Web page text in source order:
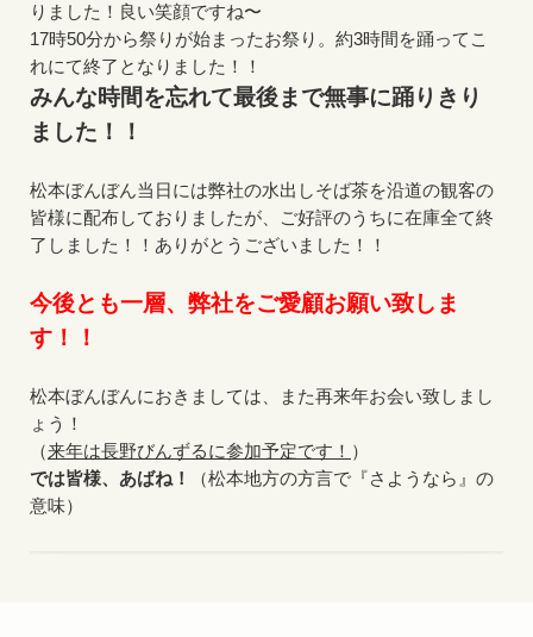
りました！良い笑顔ですね〜
17時50分から祭りが始まったお祭り。約3時間を踊ってこ
れにて終了となりました！！
みんな時間を忘れて最後まで無事に踊りきり
ました！！
松本ぼんぼん当日には弊社の水出しそば茶を沿道の観客の
皆様に配布しておりましたが、ご好評のうちに在庫全て終
了しました！！ありがとうございました！！
今後とも一層、弊社をご愛顧お願い致しま
す！！
松本ぼんぼんにおきましては、また再来年お会い致しまし
ょう！
（来年は長野びんずるに参加予定です！ ）
では皆様、あばね！
（松本地方の方言で『さようなら』の
意味）